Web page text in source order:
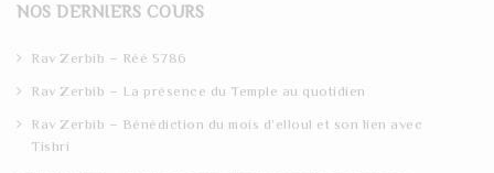
c
NOS DERNIERS COURS
Rav Zerbib – Réé 5786
Rav Zerbib – La présence du Temple au quotidien
Rav Zerbib – Bénédiction du mois d’elloul et son lien avec
Tishri